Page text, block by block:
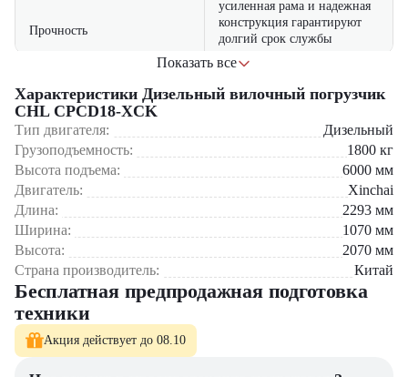
Прочность
усиленная рама и надежная
конструкция гарантируют
долгий срок службы
Маневренность
компактные размеры
позволяют легко работать в
пространствах
Экономичность
оптимизированный расход
топлива снижает затраты на
Логистические центры и склады
Производственные предприятия
Строительные объекты
Торговые базы и распределительные склады
Сельское хозяйство
Почему стоит выбрать CHL CPCD18-XCK?
производительностью
Оптимальная грузоподъемность 1800 кг для большинства задач
Удобство и безопасность работы оператора
Прочная конструкция для работы в любых условиях
Выгодное соотношение цена — качество
Компания "ЦТО" – официальный дилер техники
предлагающий новые модели складского оборудования с гарантией.
Показать все
Характеристики Дизельный вилочный погрузчик
CHL CPCD18-XCK
Тип двигателя:
Дизельный
Грузоподъемность:
1800 кг
Высота подъема:
6000 мм
Двигатель:
Xinchai
Длина:
2293 мм
Ширина:
1070 мм
Высота:
2070 мм
Страна производитель:
Китай
Бесплатная предпродажная подготовка
техники
Акция действует до 08.10